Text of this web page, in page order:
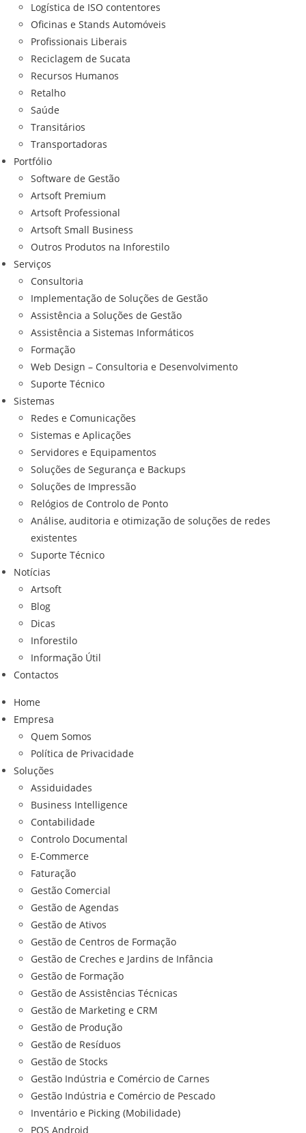
Logística de ISO contentores
Oficinas e Stands Automóveis
Profissionais Liberais
Reciclagem de Sucata
Recursos Humanos
Retalho
Saúde
Transitários
Transportadoras
Portfólio
Software de Gestão
Artsoft Premium
Artsoft Professional
Artsoft Small Business
Outros Produtos na Inforestilo
Serviços
Consultoria
Implementação de Soluções de Gestão
Assistência a Soluções de Gestão
Assistência a Sistemas Informáticos
Formação
Web Design – Consultoria e Desenvolvimento
Suporte Técnico
Sistemas
Redes e Comunicações
Sistemas e Aplicações
Servidores e Equipamentos
Soluções de Segurança e Backups
Soluções de Impressão
Relógios de Controlo de Ponto
Análise, auditoria e otimização de soluções de redes
existentes
Suporte Técnico
Notícias
Artsoft
Blog
Dicas
Inforestilo
Informação Útil
Contactos
Home
Empresa
Quem Somos
Política de Privacidade
Soluções
Assiduidades
Business Intelligence
Contabilidade
Controlo Documental
E-Commerce
Faturação
Gestão Comercial
Gestão de Agendas
Gestão de Ativos
Gestão de Centros de Formação
Gestão de Creches e Jardins de Infância
Gestão de Formação
Gestão de Assistências Técnicas
Gestão de Marketing e CRM
Gestão de Produção
Gestão de Resíduos
Gestão de Stocks
Gestão Indústria e Comércio de Carnes
Gestão Indústria e Comércio de Pescado
Inventário e Picking (Mobilidade)
POS Android